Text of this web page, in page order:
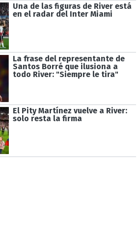
Una de las figuras de River está
en el radar del Inter Miami
La frase del representante de
Santos Borré que ilusiona a
todo River: "Siempre le tira"
El Pity Martínez vuelve a River:
solo resta la firma